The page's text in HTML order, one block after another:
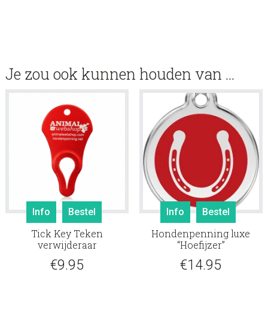
Je zou ook kunnen houden van …
Info Bestel
Tick Key Teken
verwijderaar
€9.95
Info Bestel
Hondenpenning luxe
“Hoefijzer”
€14.95